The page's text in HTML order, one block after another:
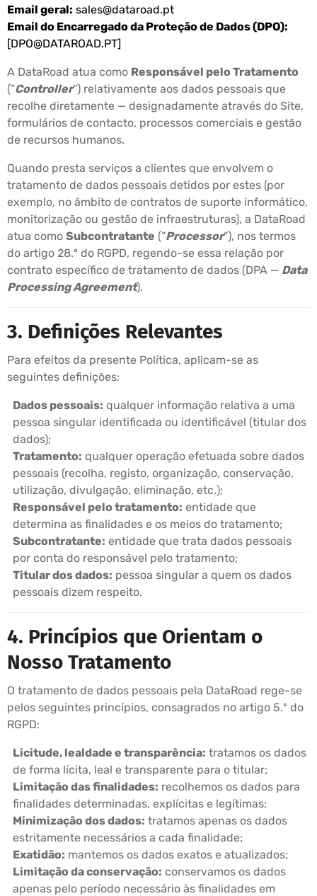
Email geral: sales@dataroad.pt
Email do Encarregado da Proteção de Dados (DPO):
[DPO@DATAROAD.PT]
A DataRoad atua como Responsável pelo Tratamento
(“Controller“) relativamente aos dados pessoais que
recolhe diretamente — designadamente através do Site,
formulários de contacto, processos comerciais e gestão
de recursos humanos.
Quando presta serviços a clientes que envolvem o
tratamento de dados pessoais detidos por estes (por
exemplo, no âmbito de contratos de suporte informático,
monitorização ou gestão de infraestruturas), a DataRoad
atua como Subcontratante (“Processor“), nos termos
do artigo 28.º do RGPD, regendo-se essa relação por
contrato específico de tratamento de dados (DPA — Data
Processing Agreement).
3. Definições Relevantes
Para efeitos da presente Política, aplicam-se as
seguintes definições:
Dados pessoais: qualquer informação relativa a uma
pessoa singular identificada ou identificável (titular dos
dados);
Tratamento: qualquer operação efetuada sobre dados
pessoais (recolha, registo, organização, conservação,
utilização, divulgação, eliminação, etc.);
Responsável pelo tratamento: entidade que
determina as finalidades e os meios do tratamento;
Subcontratante: entidade que trata dados pessoais
por conta do responsável pelo tratamento;
Titular dos dados: pessoa singular a quem os dados
pessoais dizem respeito.
4. Princípios que Orientam o
Nosso Tratamento
O tratamento de dados pessoais pela DataRoad rege-se
pelos seguintes princípios, consagrados no artigo 5.º do
RGPD:
Licitude, lealdade e transparência: tratamos os dados
de forma lícita, leal e transparente para o titular;
Limitação das finalidades: recolhemos os dados para
finalidades determinadas, explícitas e legítimas;
Minimização dos dados: tratamos apenas os dados
estritamente necessários a cada finalidade;
Exatidão: mantemos os dados exatos e atualizados;
Limitação da conservação: conservamos os dados
apenas pelo período necessário às finalidades em